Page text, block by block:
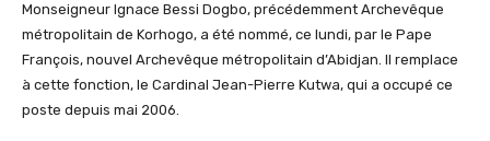
Monseigneur Ignace Bessi Dogbo, précédemment Archevêque
métropolitain de Korhogo, a été nommé, ce lundi, par le Pape
François, nouvel Archevêque métropolitain d’Abidjan. Il remplace
à cette fonction, le Cardinal Jean-Pierre Kutwa, qui a occupé ce
poste depuis mai 2006.